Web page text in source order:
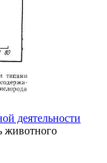
деятельности
животного